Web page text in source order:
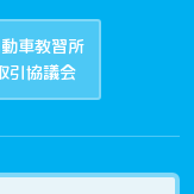
車教習所
引協議会